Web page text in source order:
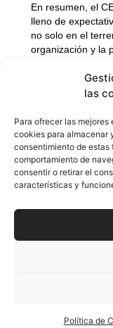
sitio. No consentir o
negativamente a
Política de
En resumen, el
lleno de
no solo en el
organización y la
Más